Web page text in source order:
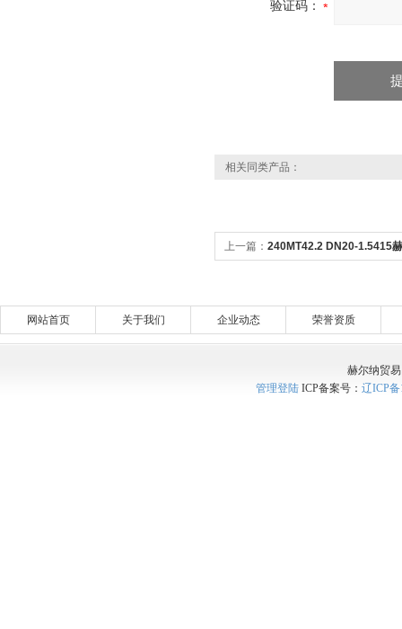
验证码：
相关同类产品：
上一篇： 240MT42.2 DN20-1.5415
网站首页 关于我们 企业动态 荣誉资质
赫尔纳贸
管理登陆ICP备案号： 辽ICP备